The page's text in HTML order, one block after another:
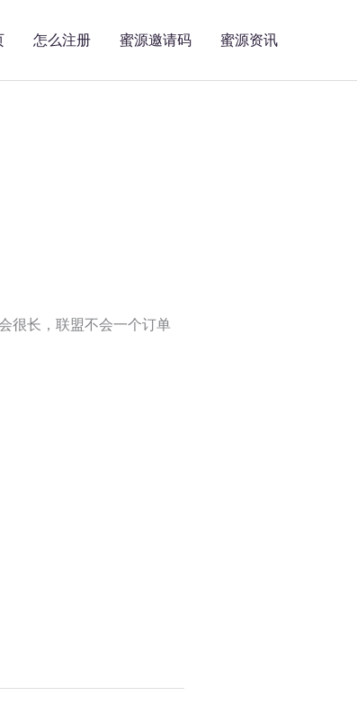
怎么注册 蜜源邀请码 蜜源资讯
很长，联盟不会一个订单